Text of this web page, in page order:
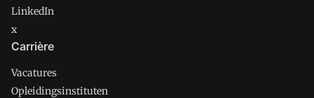
LinkedIn
x
Carrière
Vacatures
Opleidingsinstituten